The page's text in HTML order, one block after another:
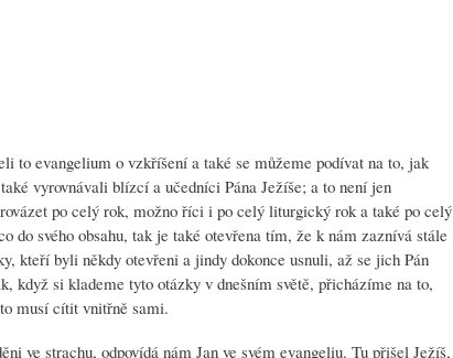
evangelium o vzkříšení a také se můžeme podívat na to, jak
vyrovnávali blízcí a učedníci Pána Ježíše; a to není jen
po celý rok, možno říci i po celý liturgický rok a také po celý
svého obsahu, tak je také otevřena tím, že k nám zaznívá stále
kteří byli někdy otevřeni a jindy dokonce usnuli, až se jich Pán
když si klademe tyto otázky v dnešním světě, přicházíme na to,
musí cítit vnitřně sami.
ve strachu, odpovídá nám Jan ve svém evangeliu. Tu přišel Ježíš,